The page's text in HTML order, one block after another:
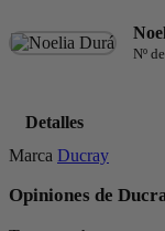
Nº
Detalles
Marca Ducray
Opiniones de